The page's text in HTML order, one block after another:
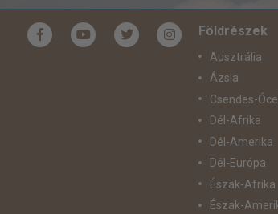
Földrészek
Ausztrália
Ázsia
Csendes-
Dél-Afrika
Dél-Amerika
Dél-Európa
Észak-Afrika
Észak-